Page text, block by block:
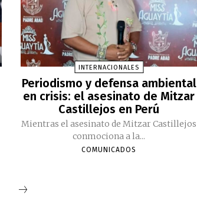
INTERNACIONALES
Periodismo y defensa ambiental
en crisis: el asesinato de Mitzar
Castillejos en Perú
Mientras el asesinato de Mitzar Castillejos
conmociona a la...
COMUNICADOS